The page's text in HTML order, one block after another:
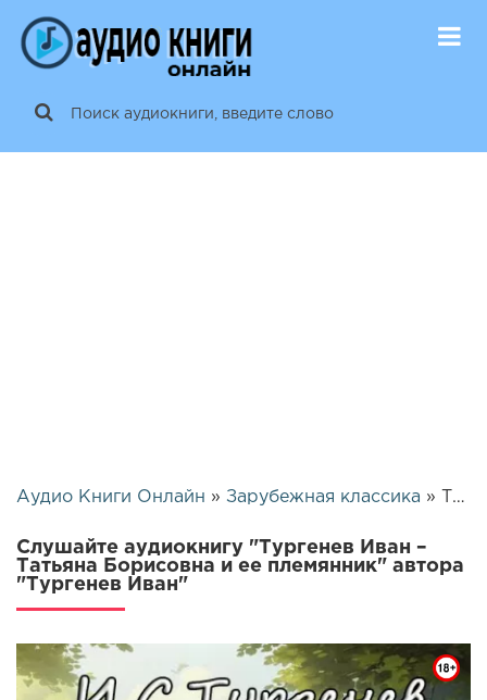
Аудио Книги Онлайн » Зарубежная классика » Тургенев Иван – Татьяна Борисовна и ее племянник | 17459
Слушайте аудиокнигу "Тургенев Иван –
Татьяна Борисовна и ее племянник" автора
"Тургенев Иван"